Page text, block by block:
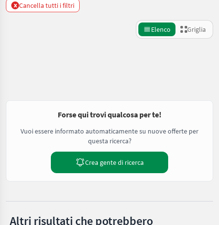
x Cancella tutti i filtri
Elenco Griglia
Forse qui trovi qualcosa per te!
Vuoi essere informato automaticamente su nuove offerte per
questa ricerca?
Crea gente di ricerca
Altri risultati che potrebbero